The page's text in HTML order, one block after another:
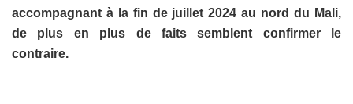
accompagnant à la fin de juillet 2024 au nord du Mali,
de plus en plus de faits semblent confirmer le
contraire.